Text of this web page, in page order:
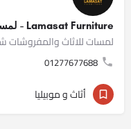
Lamasat Furniture - لمسات للاثاث المنزلي
لمسات للاثاث والمفروشات
01277677688
أثاث و موبيليا